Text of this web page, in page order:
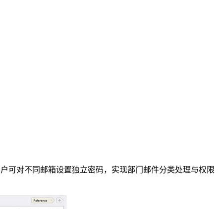
可对不同邮箱设置独立密码，实现部门邮件分类处理与权限